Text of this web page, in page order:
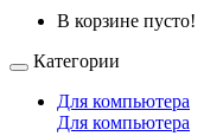
В корзине пусто!
Категории
Для компьютера
Для компьютера